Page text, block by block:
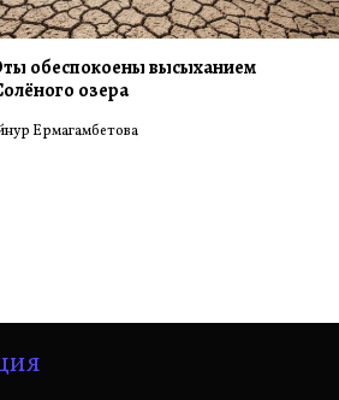
обеспокоены высыханием
озера
Ермагамбетова